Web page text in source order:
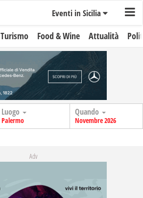
Eventi in Sicilia
Turismo Food & Wine Attualità
Luogo
Palermo
Quando
Novembre 2026
Adv